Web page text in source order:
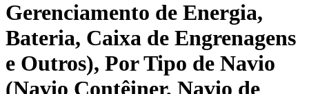
Gerenciamento de Energia,
Bateria, Caixa de Engrenagens
e Outros), Por Tipo de Navio
(Navio Contêiner, Navio de